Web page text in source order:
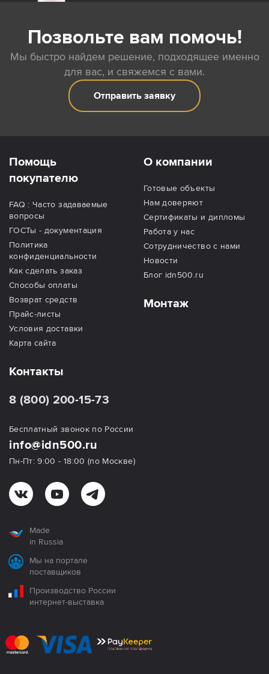
Позвольте вам помочь!
Мы быстро найдем решение, подходящее именно
для вас, и свяжемся с вами.
Отправить заявку
Помощь
покупателю
FAQ : Часто задаваемые
вопросы
ГОСТы - документация
Политика
конфиденциальности
Как сделать заказ
Способы оплаты
Возврат средств
Прайс-листы
Условия доставки
Карта сайта
О компании
Готовые объекты
Нам доверяют
Сертификаты и дипломы
Работа у нас
Сотрудничество с нами
Новости
Блог idn500.ru
Монтаж
Контакты
8 (800) 200-15-73
Бесплатный звонок по России
info@idn500.ru
Пн-Пт: 9:00 - 18:00 (по Москве)
Made
in Russia
Мы на портале
поставщиков
Производство России
интернет-выставка